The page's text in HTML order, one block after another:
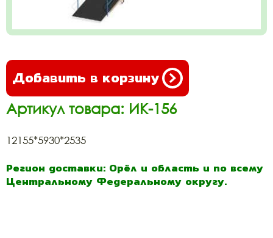
Добавить в корзину
Артикул товара: ИК-156
12155*5930*2535
Регион доставки: Орёл и область и по всему
Центральному Федеральному округу.